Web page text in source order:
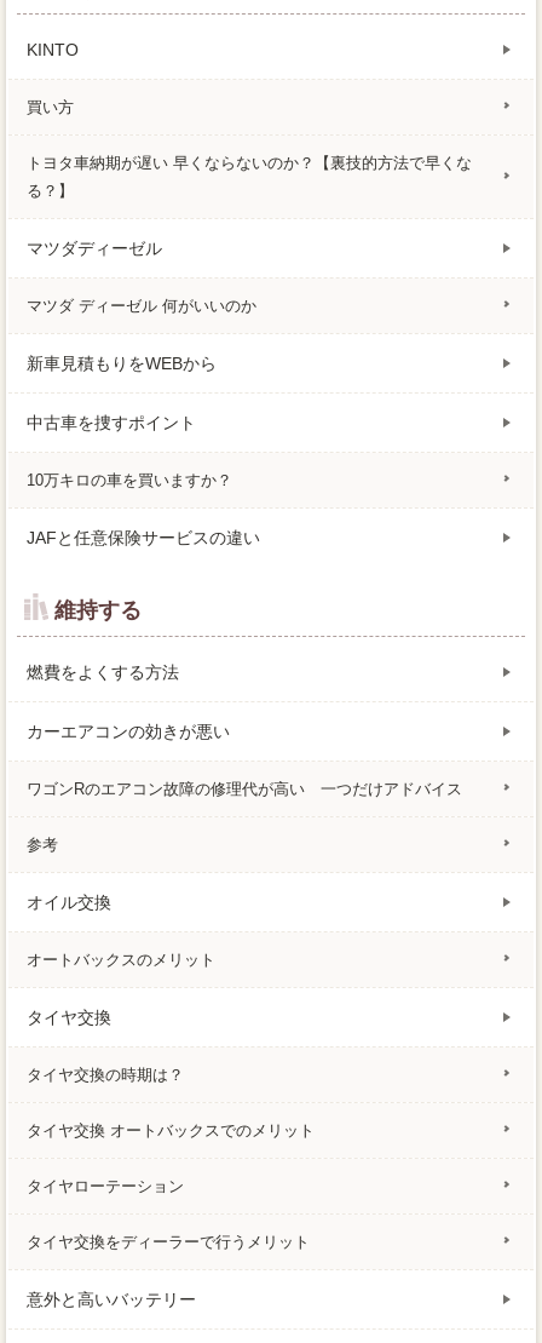
KINTO
買い方
トヨタ車納期が遅い 早くならないのか？【裏技的方法で早くな
る？】
マツダディーゼル
マツダ ディーゼル 何がいいのか
新車見積もりをWEBから
中古車を捜すポイント
10万キロの車を買いますか？
JAFと任意保険サービスの違い
維持する
燃費をよくする方法
カーエアコンの効きが悪い
ワゴンRのエアコン故障の修理代が高い 一つだけアドバイス
参考
オイル交換
オートバックスのメリット
タイヤ交換
タイヤ交換の時期は？
タイヤ交換 オートバックスでのメリット
タイヤローテーション
タイヤ交換をディーラーで行うメリット
意外と高いバッテリー